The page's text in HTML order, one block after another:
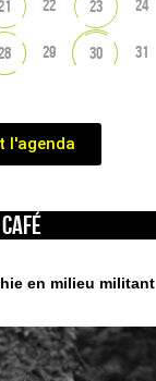
22 23 24
29 30 31
l'agenda
café
en milieu militant